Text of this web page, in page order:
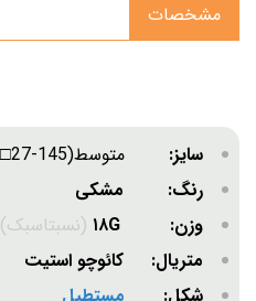
مشخصات
سایز: متوسط(145-27□53)
رنگ: مشکی
وزن: ۱۸G
(نسبتاسبک)
متریال: کائوچو استیت